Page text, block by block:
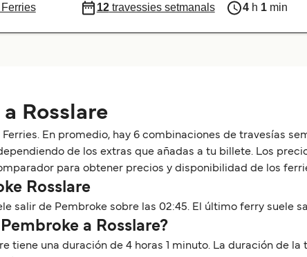
Ferries 12travessies setmanals 4h 1min
Rosslare
En promedio, hay 6 combinaciones de travesías
de los extras que añadas a tu billete. Los
para obtener precios y disponibilidad de los
Rosslare
salir de Pembroke sobre las 02:45. El último ferry suele
a Rosslare?
tiene una duración de 4 horas 1 minuto. La duración de